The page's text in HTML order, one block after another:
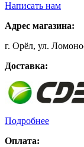
Написать нам
Адрес магазина:
г. Орёл, ул.
Доставка:
Подробнее
Оплата: